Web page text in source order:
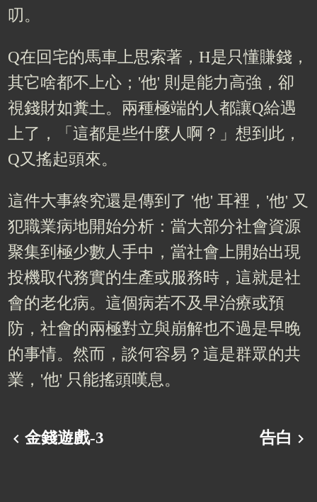
叨。
Q在回宅的馬車上思索著，H是只懂賺錢，
其它啥都不上心；'他' 則是能力高強，卻
視錢財如糞土。兩種極端的人都讓Q給遇
上了，「這都是些什麼人啊？」想到此，
Q又搖起頭來。
這件大事終究還是傳到了 '他' 耳裡，'他' 又
犯職業病地開始分析：當大部分社會資源
聚集到極少數人手中，當社會上開始出現
投機取代務實的生產或服務時，這就是社
會的老化病。這個病若不及早治療或預
防，社會的兩極對立與崩解也不過是早晚
的事情。然而，談何容易？這是群眾的共
業，'他' 只能搖頭嘆息。
chevron_left金錢遊戲-3 告白 chevron_right